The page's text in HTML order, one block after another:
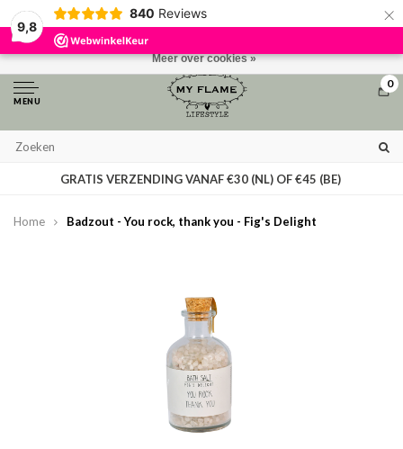
9,8
840 Reviews ×
MENU
0
GRATIS VERZENDING VANAF €30 (NL) OF €45 (BE)
Home Badzout - You rock, thank you - Fig's Delight
Door het gebruiken van onze website, ga je akkoord met het gebruik van
cookies om onze website te verbeteren.
Meer over cookies »